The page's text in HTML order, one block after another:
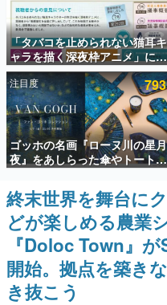
ゲームの企画
名作ゲームクリ
聞きし、ヒット
きます。
赫本
この物語を解い
の形をした短編ホ
新世代に訊く
これからのデジ
の姿を追い、彼
ゲーム世代の
ゲームに多大な
日本のコンテンツ
画です。
日本モバイ
日本のモバイル
「タバコを止められない猫耳キ
ャラを描く深夜枠アニメ」に視
聴者の一部から批判意見。違法
薬物の使用と思しき描写も含め
て、BPOが議論を交わす
注目度
ゴッホの名画『ローヌ川の星月
夜』をあしらった傘やトートバ
ッグなどが登場。8月7日21時
り2日間限定で予約販売
終末世界を舞台に
どが楽しめる農業
『Doloc Town』
開始。拠点を築き
き抜こう